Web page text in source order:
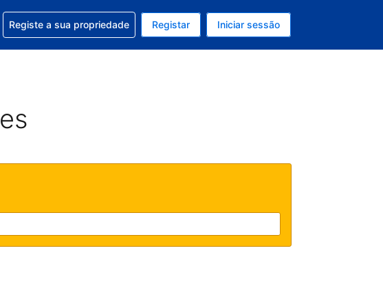
A sua moeda atual é EUR
idioma. O seu idioma atual é Português
ajuda com a sua reserva
Registe a sua propriedade Registar Iniciar sessão